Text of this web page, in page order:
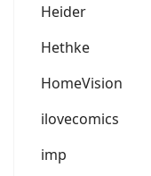
Heider
Hethke
HomeVision
ilovecomics
imp